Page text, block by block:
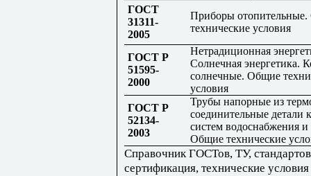
ГОСТ
31311-
2005
Приборы
технические условия
ГОСТ Р
51595-
2000
Нетрадиционная
Солнечная энергетика.
солнечные. Общие
условия
ГОСТ Р
52134-
2003
Трубы напорные из
соединительные детали
систем водоснабжения и
Общие технические
Справочник ГОСТов, ТУ,
сертификация, технические условия